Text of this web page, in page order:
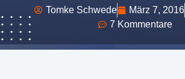
Tomke Schwede März 7, 2016
7 Kommentare